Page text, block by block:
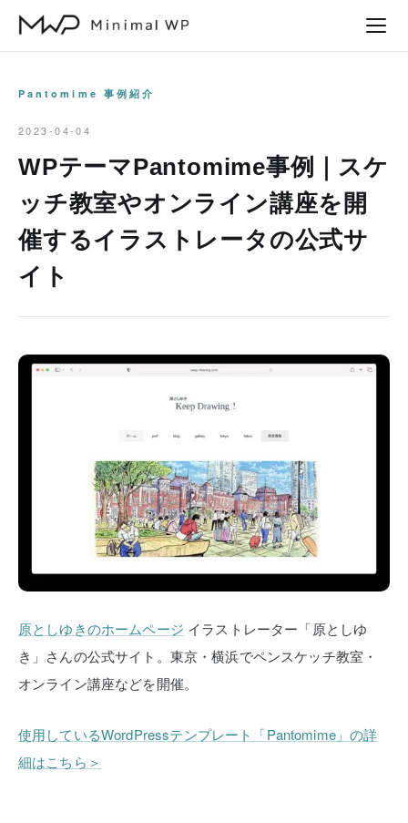
Pantomime 事例紹介
2023-04-04
WPテーマPantomime事例｜スケ
ッチ教室やオンライン講座を開
催するイラストレータの公式サ
イト
原としゆきのホームページ イラストレーター「原としゆ
き」さんの公式サイト。東京・横浜でペンスケッチ教室・
オンライン講座などを開催。
使用しているWordPressテンプレート「Pantomime」の詳
細はこちら＞